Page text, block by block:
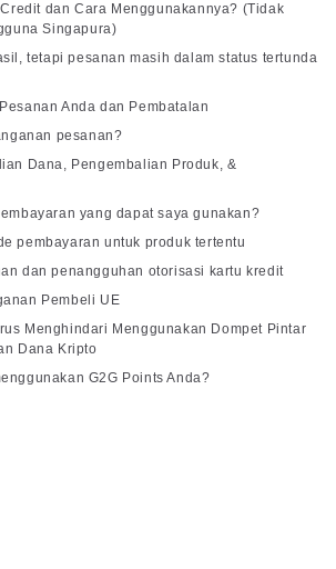
dan Cara Menggunakannya? (Tidak
Singapura)
tetapi pesanan masih dalam status tertunda
Anda dan Pembatalan
pesanan?
Dana, Pengembalian Produk, &
yang dapat saya gunakan?
pembayaran untuk produk tertentu
dan penangguhan otorisasi kartu kredit
Pembeli UE
Menghindari Menggunakan Dompet Pintar
Dana Kripto
G2G Points Anda?